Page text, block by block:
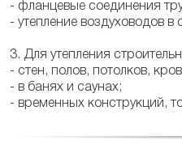
- фланцевые соединения
- утепление воздуховодов в
3. Для утепления
- стен, полов, потолков,
- в банях и саунах;
- временных конструкций,